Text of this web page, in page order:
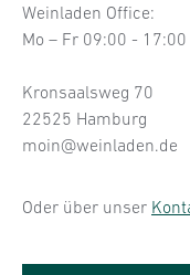
Weinladen Office:
Mo – Fr 09:00 -
Kronsaalsweg 70
22525 Hamburg
moin@weinladen.de
Oder über unser